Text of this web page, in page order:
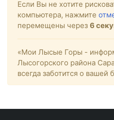
Если Вы не хотите
компьютера, нажмите
перемещены через 5
«Мои Лысые Горы -
Лысогорского района
всегда заботится о вашей